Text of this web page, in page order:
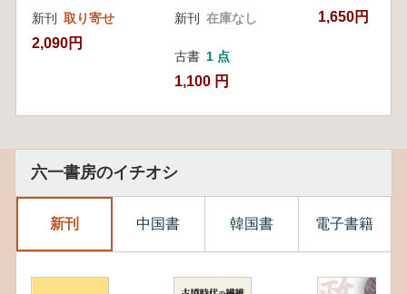
新刊 取り寄せ
2,090円
新刊 在庫なし
古書 1 点
1,100 円
1,650円
六一書房のイチオシ
新刊 中国書 韓国書 電子書籍